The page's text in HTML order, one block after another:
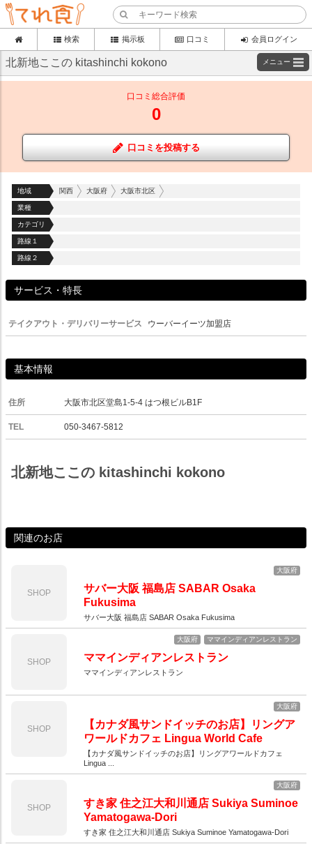
検索 掲示板 口コミ 会員ログイン
北新地ここの kitashinchi kokono メニュー
口コミ総合評価
0
口コミを投稿する
地域 関西 大阪府 大阪市北区
業種
カテゴリ
路線１
路線２
サービス・特長
テイクアウト・デリバリーサービス ウーバーイーツ加盟店
基本情報
住所 大阪市北区堂島1-5-4 はつ根ビルB1F
TEL 050-3467-5812
北新地ここの kitashinchi kokono
関連のお店
SHOP
大阪府
サバー大阪 福島店 SABAR Osaka
Fukusima
サバー大阪 福島店 SABAR Osaka Fukusima
SHOP
大阪府 ママインディアンレストラン
ママインディアンレストラン
ママインディアンレストラン
SHOP
大阪府
【カナダ風サンドイッチのお店】リングア
ワールドカフェ Lingua World Cafe
【カナダ風サンドイッチのお店】リングアワールドカフェ
Lingua ...
SHOP
大阪府
すき家 住之江大和川通店 Sukiya Suminoe
Yamatogawa-Dori
すき家 住之江大和川通店 Sukiya Suminoe Yamatogawa-Dori